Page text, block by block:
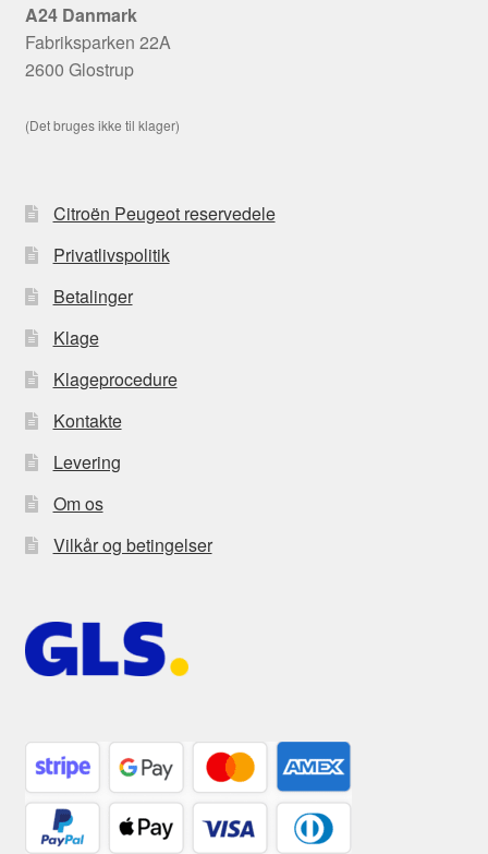
A24 Danmark
Fabriksparken 22A
2600 Glostrup
(Det bruges ikke til klager)
Citroën Peugeot reservedele
Privatlivspolitik
Betalinger
Klage
Klageprocedure
Kontakte
Levering
Om os
Vilkår og betingelser